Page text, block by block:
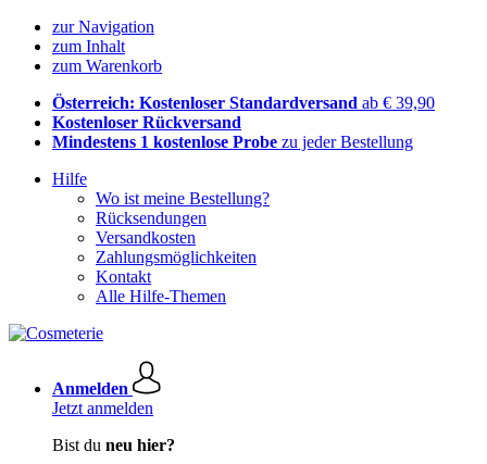
zur Navigation
zum Inhalt
zum Warenkorb
Österreich: Kostenloser Standardversand ab € 39,90
Kostenloser Rückversand
Mindestens 1 kostenlose Probe zu jeder Bestellung
Hilfe
Wo ist meine Bestellung?
Rücksendungen
Versandkosten
Zahlungsmöglichkeiten
Kontakt
Alle Hilfe-Themen
Anmelden
Jetzt anmelden
Bist du neu hier?